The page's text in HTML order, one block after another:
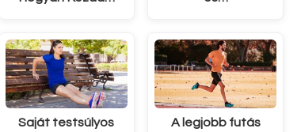
Saját testsúlyos
A legjobb futás